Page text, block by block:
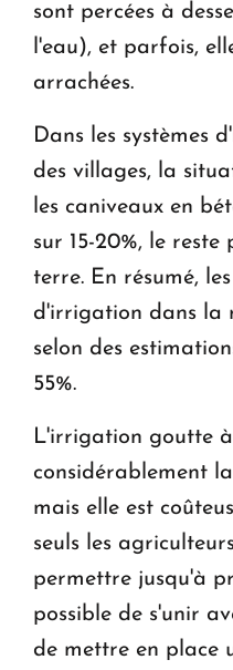
sont percées à
l'eau), et parfois,
arrachées.
Dans les systèmes
des villages, la
les caniveaux en
sur 15-20%, le reste
terre. En résumé,
d'irrigation dans la
selon des
55%.
L'irrigation goutte
considérablement
mais elle est
seuls les
permettre jusqu'à
possible de s'unir
de mettre en place